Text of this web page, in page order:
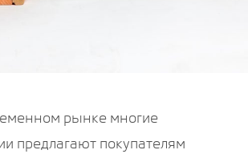
рынке многие
предлагают покупателям